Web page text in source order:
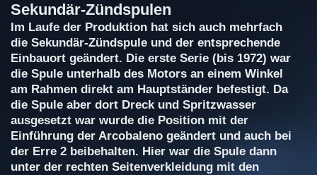
Sekundär-Zündspulen
Im Laufe der Produktion hat sich auch mehrfach
die Sekundär-Zündspule und der entsprechende
Einbauort geändert. Die erste Serie (bis 1972) war
die Spule unterhalb des Motors an einem Winkel
am Rahmen direkt am Hauptständer befestigt. Da
die Spule aber dort Dreck und Spritzwasser
ausgesetzt war wurde die Position mit der
Einführung der Arcobaleno geändert und auch bei
der Erre 2 beibehalten. Hier war die Spule dann
unter der rechten Seitenverkleidung mit den